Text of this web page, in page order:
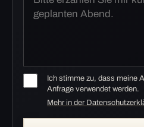
Ich stimme zu, dass meine
Anfrage verwendet werden.
Mehr in der